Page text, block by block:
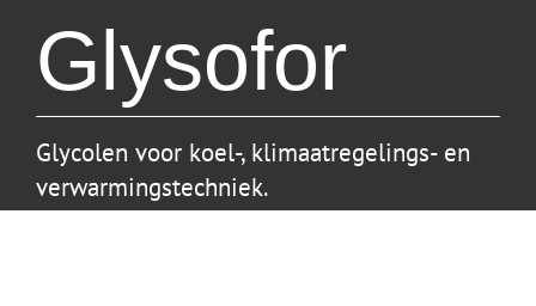
Glysofor
Glycolen voor koel-, klimaatregelings- en
verwarmingstechniek.